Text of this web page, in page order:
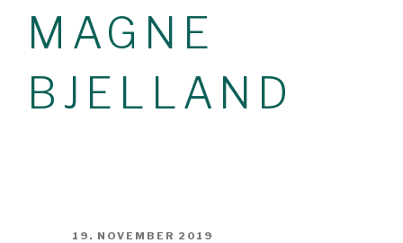
MAGNE
BJELLAND
POSTED
19. NOVEMBER 2019